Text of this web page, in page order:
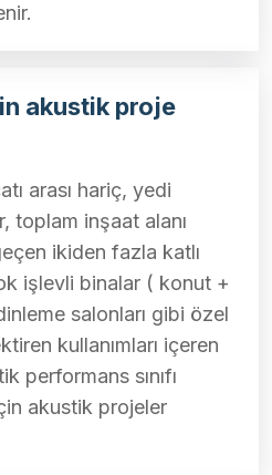
akustik proje
arası hariç, yedi
toplam inşaat alanı
ikiden fazla katlı
işlevli binalar ( konut +
salonları gibi özel
kullanımları içeren
performans sınıfı
akustik projeler